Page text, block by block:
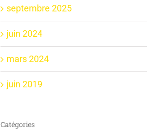
septembre 2025
juin 2024
mars 2024
juin 2019
Catégories